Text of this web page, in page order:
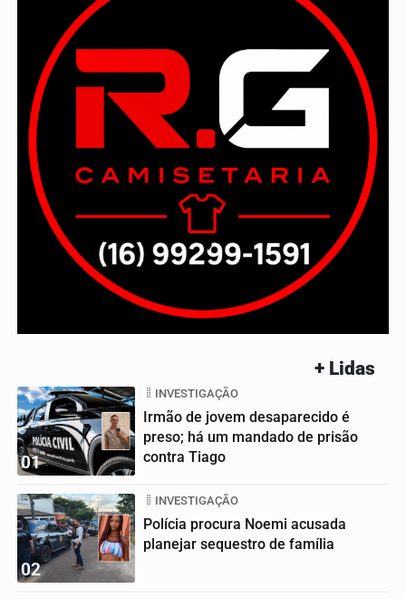
+ Lidas
01
INVESTIGAÇÃO
Irmão de jovem desaparecido é
preso; há um mandado de prisão
contra Tiago
02
INVESTIGAÇÃO
Polícia procura Noemi acusada
planejar sequestro de família